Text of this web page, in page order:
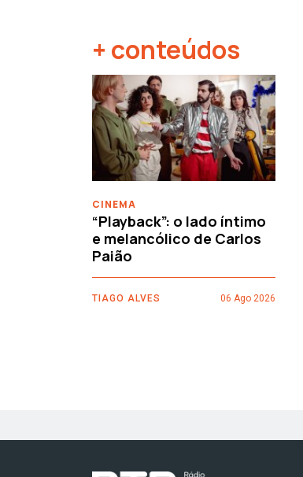
+ conteúdos
CINEMA
“Playback”: o lado íntimo
e melancólico de Carlos
Paião
TIAGO ALVES 06 Ago 2026
‹